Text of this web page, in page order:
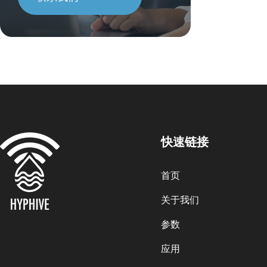
快速链接
首页
关于我们
参数
应用